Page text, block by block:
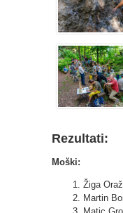
Rezultati:
Moški:
1. Žiga
2. Martin